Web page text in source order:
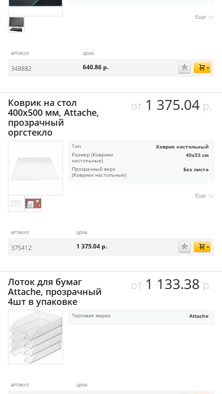
Еще
АРТИКУЛ ЦЕНА
348882 640.86 р.
Коврик на стол
400х500 мм, Attache,
прозрачный
оргстекло
от 1 375.04р.
Тип Коврик настольный
Размер (Коврики
настольные)
40х53 см
Прозрачный верх
(Коврики настольные)
Без листа
Еще
АРТИКУЛ ЦЕНА
375412 1 375.04 р.
Лоток для бумаг
Attache, прозрачный
4шт в упаковке
от 1 133.38 р.
Торговая марка Attache
АРТИКУЛ ЦЕНА